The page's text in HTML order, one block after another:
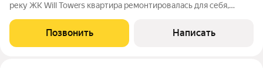
реку ЖК Will Towers квартира ремонтировалась для себя,
покупкой большей площади! Межкомнатные двери и
светильники возможно подобрать
Позвонить Написать